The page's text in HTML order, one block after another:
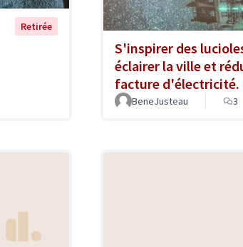
Retirée
S'inspirer des
éclairer la ville et
facture d'électricité.
BeneJusteau 3